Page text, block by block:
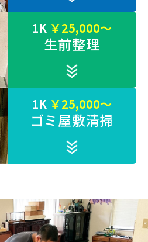
1K ￥25,000～
生前整理
1K ￥25,000～
ゴミ屋敷清掃